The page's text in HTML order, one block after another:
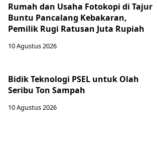
Rumah dan Usaha Fotokopi di Tajur
Buntu Pancalang Kebakaran,
Pemilik Rugi Ratusan Juta Rupiah
10 Agustus 2026
Bidik Teknologi PSEL untuk Olah
Seribu Ton Sampah
10 Agustus 2026